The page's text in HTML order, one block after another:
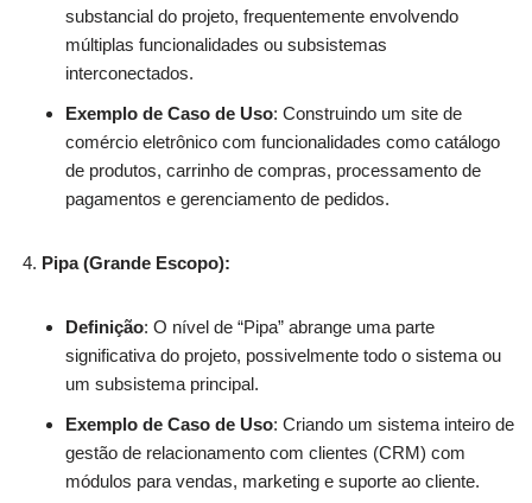
substancial do projeto, frequentemente envolvendo
múltiplas funcionalidades ou subsistemas
interconectados.
Exemplo de Caso de Uso: Construindo um site de
comércio eletrônico com funcionalidades como catálogo
de produtos, carrinho de compras, processamento de
pagamentos e gerenciamento de pedidos.
Pipa (Grande Escopo):
Definição: O nível de “Pipa” abrange uma parte
significativa do projeto, possivelmente todo o sistema ou
um subsistema principal.
Exemplo de Caso de Uso: Criando um sistema inteiro de
gestão de relacionamento com clientes (CRM) com
módulos para vendas, marketing e suporte ao cliente.